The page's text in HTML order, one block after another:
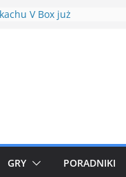
V Box już
GRY PORADNIKI